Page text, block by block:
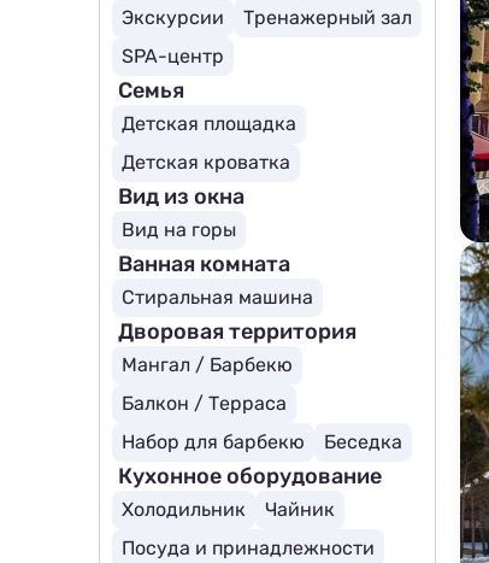
Экскурсии
Тренажерный зал
SPA-центр
Семья
Детская площадка
Детская кроватка
Вид из окна
Вид на горы
Ванная комната
Стиральная машина
Дворовая территория
Мангал / Барбекю
Балкон / Терраса
Набор для барбекю
Беседка
Кухонное оборудование
Холодильник
Чайник
Посуда и принадлежности